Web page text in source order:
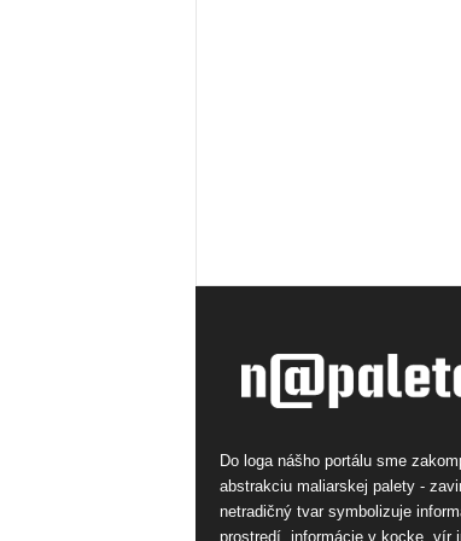
Do loga nášho portálu sme
abstrakciu maliarskej palety -
netradičný tvar symbolizuje
prostredí, informácie v kocke, vír